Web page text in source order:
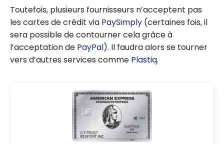
Toutefois, plusieurs fournisseurs n’acceptent pas
les cartes de crédit via PaySimply (certaines fois, il
sera possible de contourner cela grâce à
l’acceptation de PayPal). Il faudra alors se tourner
vers d’autres services comme Plastiq.